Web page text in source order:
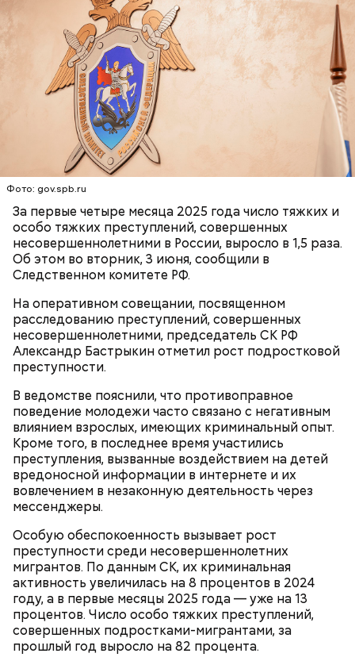
Фото: gov.spb.ru
За первые четыре месяца 2025 года число тяжких и
особо тяжких преступлений, совершенных
несовершеннолетними в России, выросло в 1,5 раза.
Об этом во вторник, 3 июня, сообщили в
Следственном комитете РФ.
На оперативном совещании, посвященном
расследованию преступлений, совершенных
несовершеннолетними, председатель СК РФ
Александр Бастрыкин отметил рост подростковой
преступности.
В ведомстве пояснили, что противоправное
поведение молодежи часто связано с негативным
влиянием взрослых, имеющих криминальный опыт.
Кроме того, в последнее время участились
преступления, вызванные воздействием на детей
вредоносной информации в интернете и их
вовлечением в незаконную деятельность через
мессенджеры.
Особую обеспокоенность вызывает рост
преступности среди несовершеннолетних
мигрантов. По данным СК, их криминальная
активность увеличилась на 8 процентов в 2024
году, а в первые месяцы 2025 года — уже на 13
процентов. Число особо тяжких преступлений,
совершенных подростками-мигрантами, за
прошлый год выросло на 82 процента.
Ингредиенты:
кабачок;
брынза;
растительное масло;
помидоры черри либо грунтовые.
Терапевт Кондрахин назвал
продукты и напитки, которые
выводят токсины из организма
Ранние плоды, по словам врача, лучше не есть:
беременным, кормящим женщинам;
людям с ослабленной иммунной системой;
пожилым;
детям.
нитратов, которое вызовет головокружение,
гипоксию и ухудшение физического состояния, —
предостерегла Соломатина.
Чистит сосуды и защищает от
рака: чем полезен кресс-салат